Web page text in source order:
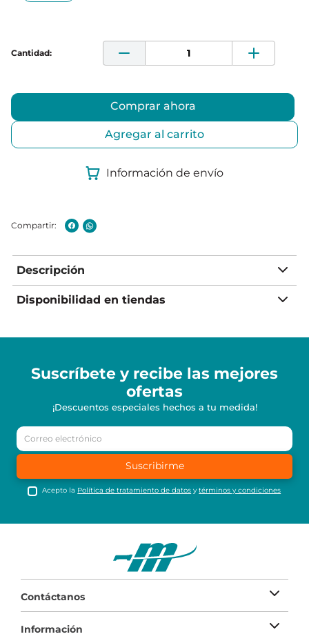
Comprar ahora
Agregar al carrito
Información de envío
Descripción
Disponibilidad en tiendas
Suscríbete y recibe las mejores
ofertas
¡Descuentos especiales hechos a tu medida!
Suscribirme
Acepto la Política de tratamiento de datos ytérminos y condiciones
Contáctanos
Información